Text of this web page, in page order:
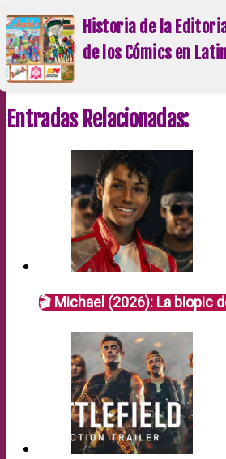
Historia de la
de los Cómics en
Entradas Relacionadas:
🎬 Michael (2026): La biopic